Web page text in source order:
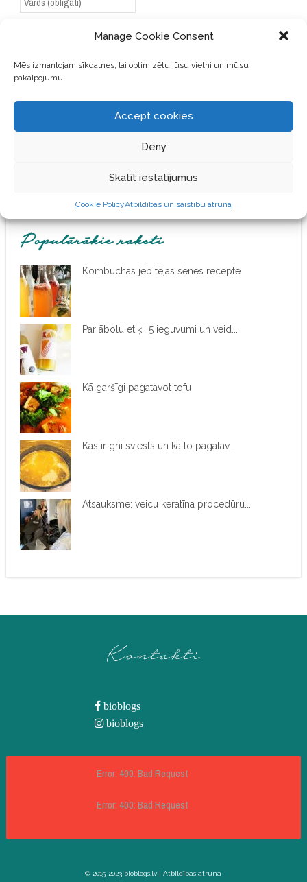
Manage Cookie Consent
Mēs izmantojam sīkdatnes, lai optimizētu jūsu vietni un mūsu
pakalpojumu.
Accept cookies
Deny
Skatīt iestatījumus
Cookie PolicyAtbildības un saistību atruna
SAGLABĀJIET MANU VĀRDU,
E-PASTA ADRESI UN VIETNI
ŠAJĀ PĀRLŪKPROGRAMMĀ
Populārākie raksti
Kombuchas jeb tējas sēnes recepte
Par ābolu etiķi. 5 ieguvumi un veid...
Kā garšīgi pagatavot tofu
Kas ir ghī sviests un kā to pagatav...
Atsauksme: veicu keratīna procedūru...
Kontakti
bioblogs
bioblogs
Error: 400: Bad Request
Error: 400: Bad Request
© 2015-2023 bioblogs.lv |Atbildības atruna